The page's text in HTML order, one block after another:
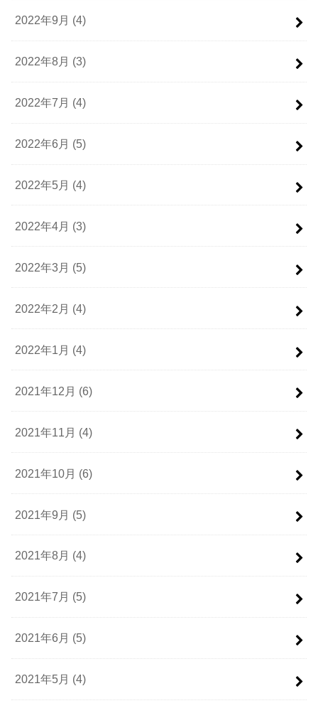
2022年9月 (4)
2022年8月 (3)
2022年7月 (4)
2022年6月 (5)
2022年5月 (4)
2022年4月 (3)
2022年3月 (5)
2022年2月 (4)
2022年1月 (4)
2021年12月 (6)
2021年11月 (4)
2021年10月 (6)
2021年9月 (5)
2021年8月 (4)
2021年7月 (5)
2021年6月 (5)
2021年5月 (4)